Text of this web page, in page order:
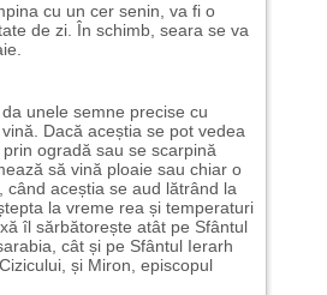
cu un cer senin, va fi o
de zi. În schimb, seara se va
unele semne precise cu
Dacă aceștia se pot vedea
ogradă sau se scarpină
să vină ploaie sau chiar o
aceștia se aud lătrând la
la vreme rea și temperaturi
îl sărbătorește atât pe Sfântul
cât și pe Sfântul Ierarh
și Miron, episcopul